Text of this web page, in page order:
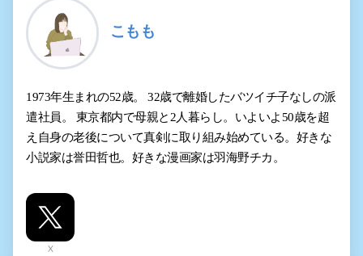
こもも
1973年生まれの52歳。 32歳で離婚したバツイチ子なしの派
遣社員。 東京都内で母親と2人暮らし。いよいよ50歳を超
え自身の老後について真剣に取り組み始めている。好きな
小説家は誉田哲也。好きな漫画家は羽海野チカ。
X